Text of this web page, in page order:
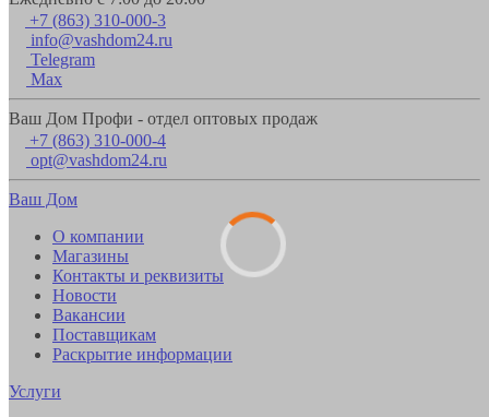
+7 (863) 310-000-3
info@vashdom24.ru
Telegram
Max
Ваш Дом Профи - отдел оптовых продаж
+7 (863) 310-000-4
opt@vashdom24.ru
Ваш Дом
О компании
Магазины
Контакты и реквизиты
Новости
Вакансии
Поставщикам
Раскрытие информации
Услуги